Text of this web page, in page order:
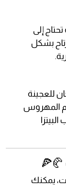
إلى
بشكل
للعجينة
المهروس
يمكنك